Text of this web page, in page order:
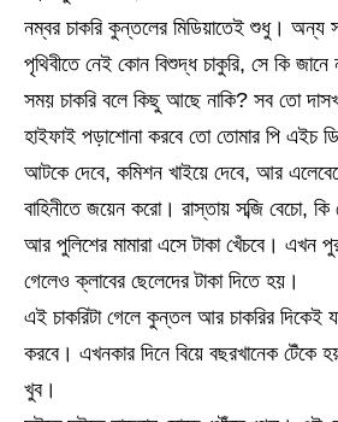
নম্বর চাকরি কুন্তলের মিডিয়াতেই শুধু। অন্য
পৃথিবীতে নেই কোন বিশুদ্ধ চাকুরি, সে কি
সময় চাকরি বলে কিছু আছে নাকি? সব তো
হাইফাই পড়াশোনা করবে তো তোমার পি এইচ
আটকে দেবে, কমিশন খাইয়ে দেবে, আর
বাহিনীতে জয়েন করো। রাস্তায় সব্জি বেচো, কি
আর পুলিশের মামারা এসে টাকা খেঁচবে। এখন
গেলেও ক্লাবের ছেলেদের টাকা দিতে হয়।
এই চাকরিটা গেলে কুন্তল আর চাকরির দিকেই
করবে। এখনকার দিনে বিয়ে বছরখানেক টেঁকে
খুব।